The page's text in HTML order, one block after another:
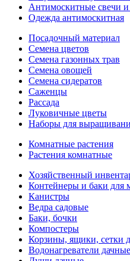
Антимоскитные свечи
Одежда антимоскитная
Посадочный материал
Семена цветов
Семена газонных трав
Семена овощей
Семена сидератов
Саженцы
Рассада
Луковичные цветы
Наборы для
Комнатные растения
Растения комнатные
Хозяйственный
Контейнеры и баки для
Канистры
Ведра садовые
Баки, бочки
Компостеры
Корзины, ящики, сетки
Водонагреватели дачные